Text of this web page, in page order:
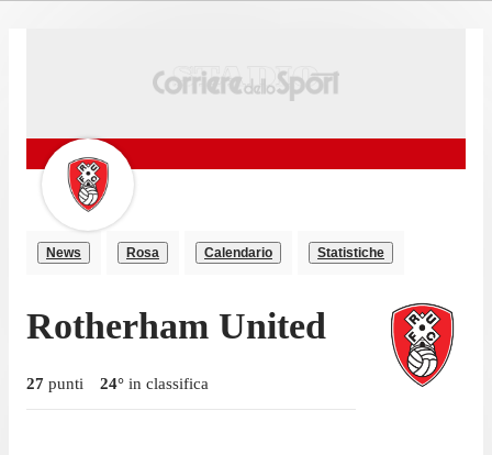
News Rosa Calendario Statistiche
Rotherham United
27 punti 24° in classifica